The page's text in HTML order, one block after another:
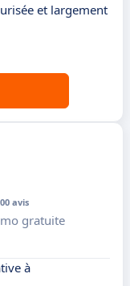
et largement
avis
gratuite
à